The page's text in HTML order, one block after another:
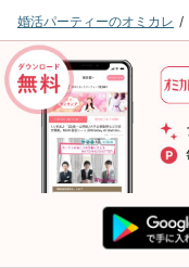
婚活パーティーのオミカレ